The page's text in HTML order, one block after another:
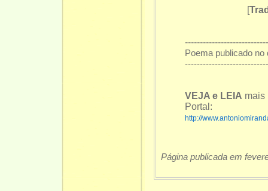
[
Poema publicado
VEJA e LEIA mais
Portal:
http://
Página publicada em